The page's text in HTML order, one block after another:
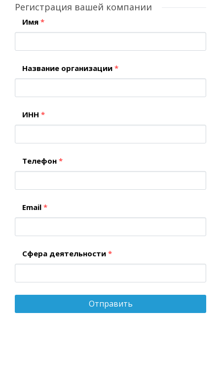
Регистрация вашей компании
Имя *
Название организации *
ИНН *
Телефон *
Email *
Сфера деятельности *